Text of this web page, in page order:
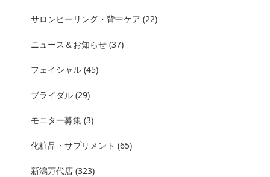
サロンピーリング・背中ケア (22)
ニュース＆お知らせ (37)
フェイシャル (45)
ブライダル (29)
モニター募集 (3)
化粧品・サプリメント (65)
新潟万代店 (323)